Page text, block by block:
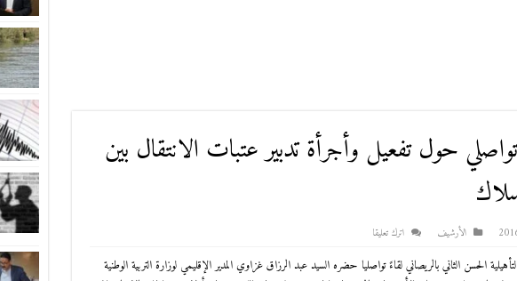
حول تفعيل وأجرأة تدبير عتبات الانتقال بين
اﻷرشيف اترك تعليقا
الحسن الثاني بالريصاني لقاءً تواصليا حضره السيد عبد الرزاق غزاوي المدير الإقليمي لوزارة التربية الوطنية